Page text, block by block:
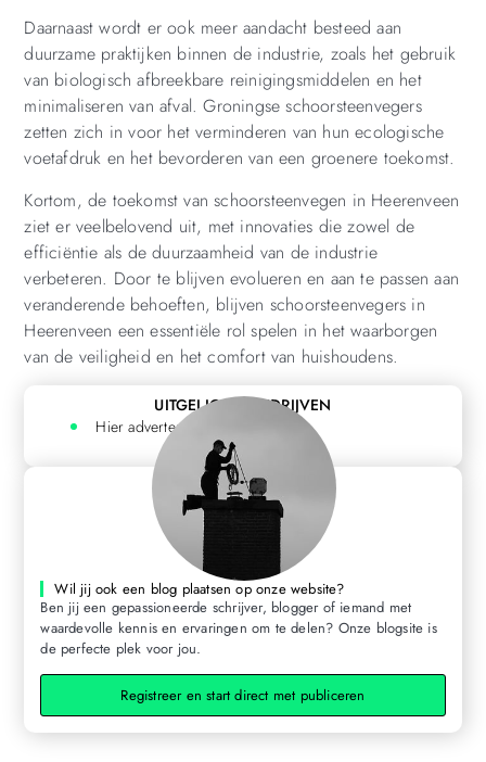
Daarnaast wordt er ook meer aandacht besteed aan
duurzame praktijken binnen de industrie, zoals het gebruik
van biologisch afbreekbare reinigingsmiddelen en het
minimaliseren van afval. Groningse schoorsteenvegers
zetten zich in voor het verminderen van hun ecologische
voetafdruk en het bevorderen van een groenere toekomst.
Kortom, de toekomst van schoorsteenvegen in Heerenveen
ziet er veelbelovend uit, met innovaties die zowel de
efficiëntie als de duurzaamheid van de industrie
verbeteren. Door te blijven evolueren en aan te passen aan
veranderende behoeften, blijven schoorsteenvegers in
Heerenveen een essentiële rol spelen in het waarborgen
van de veiligheid en het comfort van huishoudens.
UITGELICHTE BEDRIJVEN
Hier adverteren? Klik hier
Wil jij ook een blog plaatsen op onze website?
Ben jij een gepassioneerde schrijver, blogger of iemand met
waardevolle kennis en ervaringen om te delen? Onze blogsite is
de perfecte plek voor jou.
Registreer en start direct met publiceren